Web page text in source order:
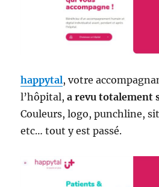
happytal, votre
l’hôpital,a revu totalement
Couleurs, logo, punchline,
etc… tout y est passé.